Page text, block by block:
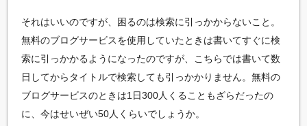
それはいいのですが、困るのは検索に引っかからないこと。
無料のブログサービスを使用していたときは書いてすぐに検
索に引っかかるようになったのですが、こちらでは書いて数
日してからタイトルで検索しても引っかかりません。無料の
ブログサービスのときは1日300人くることもざらだったの
に、今はせいぜい50人くらいでしょうか。